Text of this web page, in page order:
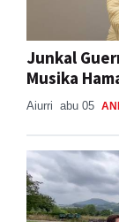
Junkal
Musika
Aiurri abu 05